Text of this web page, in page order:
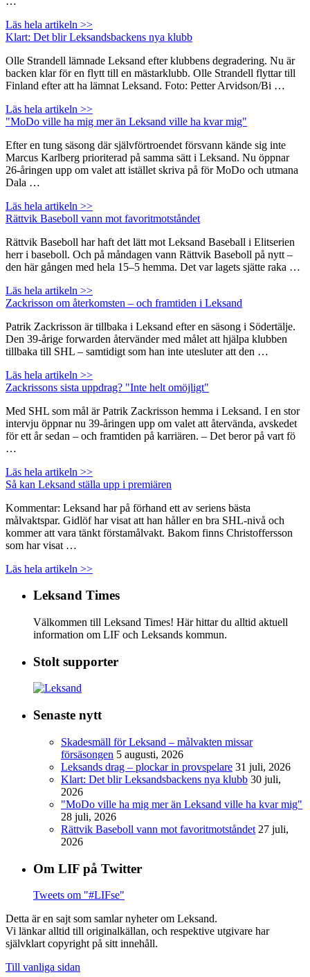
Läs hela artikeln >>
Klart: Det blir Leksandsbackens nya klubb
Olle Strandell lämnade Leksand efter klubbens degradering. Nu är
backen klar för en flytt till en mästarklubb. Olle Strandell flyttar till
Finland efter att ha lämnat Leksand. Foto: Petter Arvidson/Bi …
Läs hela artikeln >>
"MoDo ville ha mig mer än Leksand ville ha kvar mig"
Efter en tung säsong där självförtroendet försvann kände sig inte
Marcus Karlberg prioriterad på samma sätt i Leksand. Nu öppnar
26-åringen upp om valet att istället skriva på för MoDo och utmana
Dala …
Läs hela artikeln >>
Rättvik Baseboll vann mot favoritmotståndet
Rättvik Baseboll har haft det lätt mot Leksand Baseball i Elitserien
herr i baseboll. Och på måndagen vann Rättvik Baseboll på nytt –
den här gången med hela 15–5 hemma. Det var lagets sjätte raka …
Läs hela artikeln >>
Zackrisson om återkomsten – och framtiden i Leksand
Patrik Zackrisson är tillbaka i Leksand efter en säsong i Södertälje.
Den 39-årige forwarden återvänder med målet att hjälpa klubben
tillbaka till SHL – samtidigt som han inte utesluter att den …
Läs hela artikeln >>
Zackrissons sista uppdrag? "Inte helt omöjligt"
Med SHL som mål är Patrik Zackrisson hemma i Leksand. I en stor
intervju öppnar nu 39-åringen upp om valet att återvända, avskedet
för ett år sedan – och framtiden på karriären. – Det beror på vart fö
…
Läs hela artikeln >>
Så kan Leksand ställa upp i premiären
Kommentar: Leksand har på förhand ett av seriens bästa
målvaktspar. Gidlöf har visat att han håller en bra SHL-nivå och
kommer att vara tänkt förstamålvakt. Bakom finns Christoffersson
som har visat …
Läs hela artikeln >>
Leksand Times
Välkommen till Leksand Times! Här hittar du alltid aktuell
information om LIF och Leksands kommun.
Stolt supporter
Senaste nytt
Skadesmäll för Leksand – målvakten missar
försäsongen 5 augusti, 2026
Leksands drag – plockar in provspelare 31 juli, 2026
Klart: Det blir Leksandsbackens nya klubb 30 juli,
2026
"MoDo ville ha mig mer än Leksand ville ha kvar mig"
28 juli, 2026
Rättvik Baseboll vann mot favoritmotståndet 27 juli,
2026
Om LIF på Twitter
Tweets om "#LIFse"
Detta är en sajt som samlar nyheter om Leksand.
Vi länkar alltid till originalkällan, och respektive utgivare har
självklart copyright på sitt innehåll.
Till vanliga sidan